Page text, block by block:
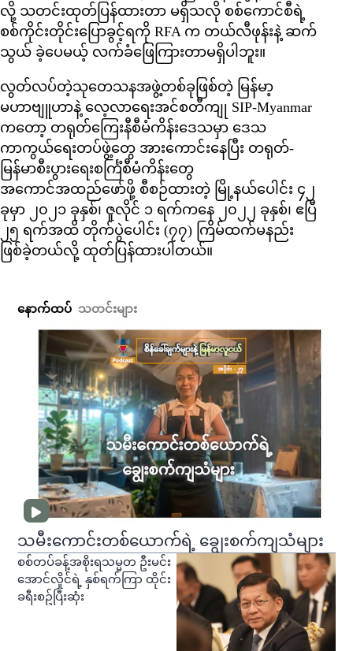
လို့ သတင်းထုတ်ပြန်ထားတာ မရှိသလို စစ်ကောင်စီရဲ့
စစ်ကိုင်းတိုင်းပြောခွင့်ရကို RFA က တယ်လီဖုန်းနဲ့ ဆက်
သွယ် ခဲ့ပေမယ့် လက်ခံဖြေကြားတာမရှိပါဘူး။
လွတ်လပ်တဲ့သုတေသနအဖွဲ့တစ်ခုဖြစ်တဲ့ မြန်မာ့
မဟာဗျူဟာနဲ့ လေ့လာရေးအင်စတီကျု SIP-Myanmar
ကတော့ တရုတ်ကြေးနီစီမံကိန်းဒေသမှာ ဒေသ
ကာကွယ်ရေးတပ်ဖွဲ့တွေ အားကောင်းနေပြီး တရုတ်-
မြန်မာစီးပွားရေးစင်္ကြံစီမံကိန်းတွေ
အကောင်အထည်ဖော်ဖို့ စီစဉ်ထားတဲ့ မြို့နယ်ပေါင်း ၄၂
ခုမှာ ၂၀၂၁ ခုနှစ်၊ ဇူလိုင် ၁ ရက်ကနေ ၂၀၂၂ ခုနှစ်၊ ဧပြီ
၂၅ ရက်အထိ တိုက်ပွဲပေါင်း (၇၇) ကြိမ်ထက်မနည်း
ဖြစ်ခဲ့တယ်လို့ ထုတ်ပြန်ထားပါတယ်။
နောက်ထပ် သတင်းများ
သမီးကောင်းတစ်ယောက်ရဲ့ ချွေးစက်ကျသံများ
စစ်တပ်ခန့်အစိုးရသမ္မတ ဦးမင်း
အောင်လှိုင်ရဲ့ နှစ်ရက်ကြာ ထိုင်း
ခရီးစဥ်ပြီးဆုံး